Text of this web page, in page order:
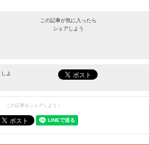
この記事が気に入ったら
シェアしよう
最新情報をお届けします。
よ
この記事をシェアしよう！